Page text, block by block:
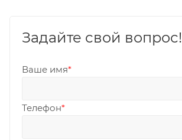
Задайте свой вопрос!
Ваше имя*
Телефон*